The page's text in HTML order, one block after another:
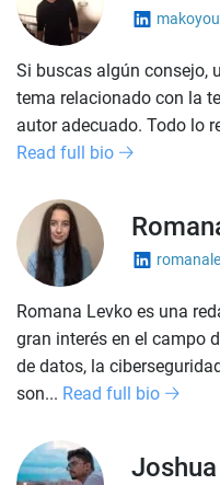
Si buscas algún consejo,
tema relacionado con la
autor adecuado. Todo lo
Read full bio
Romana Levko es una
gran interés en el campo
de datos, la
son... Read full bio